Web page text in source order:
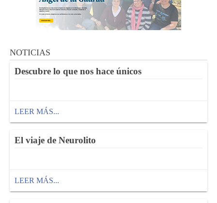
NOTICIAS
Descubre lo que nos hace únicos
LEER MÁS...
El viaje de Neurolito
LEER MÁS...